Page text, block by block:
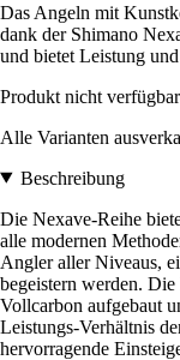
Das Angeln mit
dank der Shimano
und bietet Leistung
Produkt nicht verfügbar
Alle Varianten
Beschreibung
Die Nexave-Reihe
alle modernen
Angler aller Niveaus,
begeistern werden.
Vollcarbon aufgebaut
Leistungs-Verhältnis
hervorragende